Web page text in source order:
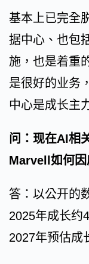
基本上已完全
据中心、也包
施，也是着重
是很好的业务
中心是成长主
问：现在AI相
Marvell如何因
答：以公开的
2025年成长约
2027年预估成